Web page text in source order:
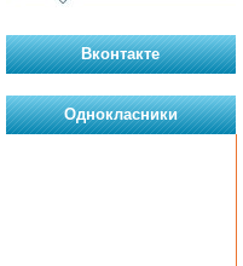
Вконтакте
Однокласники